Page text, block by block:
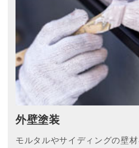
外壁塗装
モルタルやサイディングの壁